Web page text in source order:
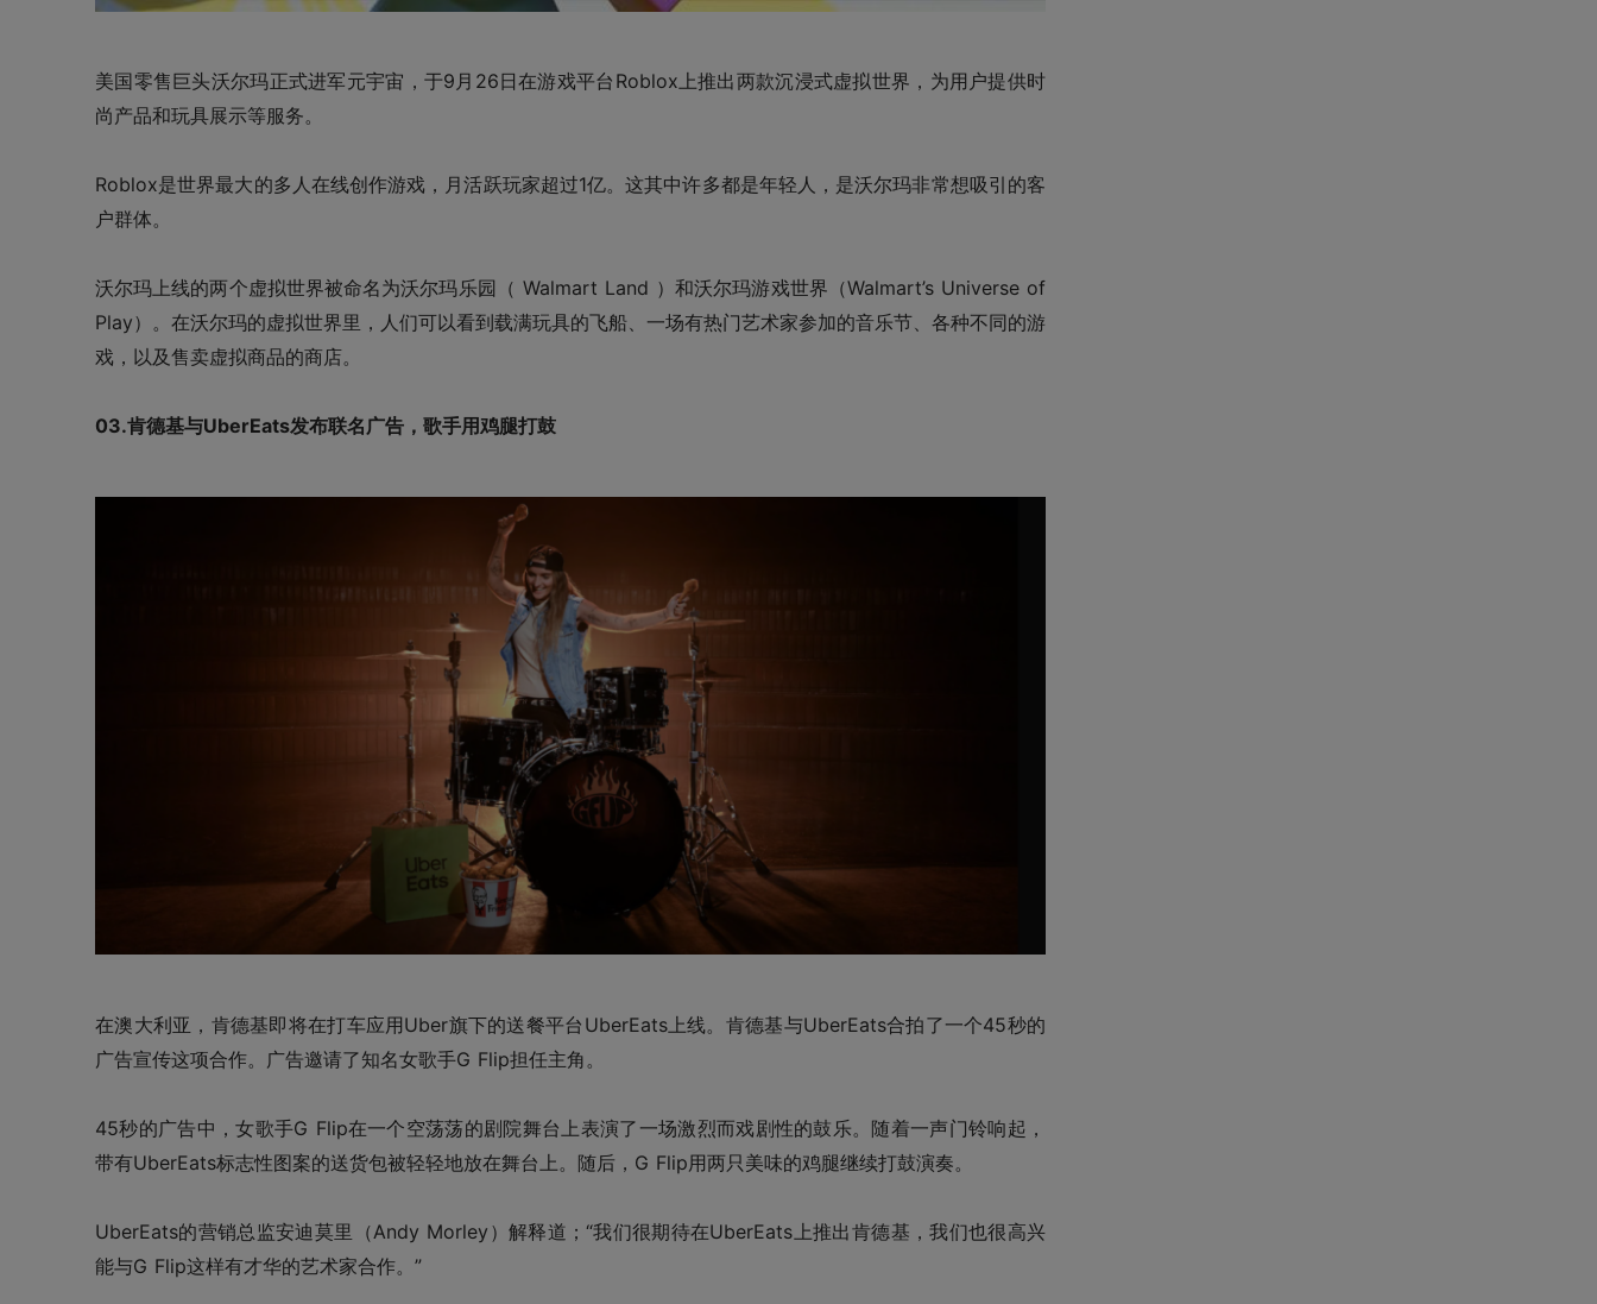
美国零售巨头沃尔玛正式进军元宇宙，于9月26日在游戏平台Roblox上推出两款沉浸式虚拟世界，为用户提供时
尚产品和玩具展示等服务。
Roblox是世界最大的多人在线创作游戏，月活跃玩家超过1亿。这其中许多都是年轻人，是沃尔玛非常想吸引的客
户群体。
沃尔玛上线的两个虚拟世界被命名为沃尔玛乐园 （ Walmart Land ）和沃尔玛游戏世界 （Walmart’s Universe of
Play） 。在沃尔玛的虚拟世界里，人们可以看到载满玩具的飞船、一场有热门艺术家参加的音乐节、各种不同的游
戏，以及售卖虚拟商品的商店。
03.肯德基与UberEats发布联名广告，歌手用鸡腿打鼓
在澳大利亚，肯德基即将在打车应用Uber旗下的送餐平台UberEats上线。肯德基与UberEats合拍了一个45秒的
广告宣传这项合作。广告邀请了知名女歌手G Flip担任主角。
45秒的广告中，女歌手G Flip在一个空荡荡的剧院舞台上表演了一场激烈而戏剧性的鼓乐。随着一声门铃响起，
带有UberEats标志性图案的送货包被轻轻地放在舞台上。随后，G Flip用两只美味的鸡腿继续打鼓演奏。
UberEats的营销总监安迪莫里 （Andy Morley） 解释道；“我们很期待在UberEats上推出肯德基，我们也很高兴
能与G Flip这样有才华的艺术家合作。”